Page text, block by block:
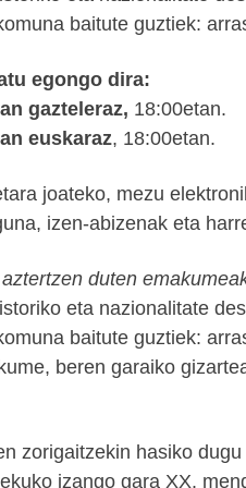
baitute guztiek:
egongo dira:
gazteleraz, 18:00etan.
euskaraz, 18:00etan.
joateko, mezu
izen-abizenak eta
duten
eta nazionalitate
baitute guztiek:
beren garaiko
zorigaitzekin hasiko
izango gara XX.